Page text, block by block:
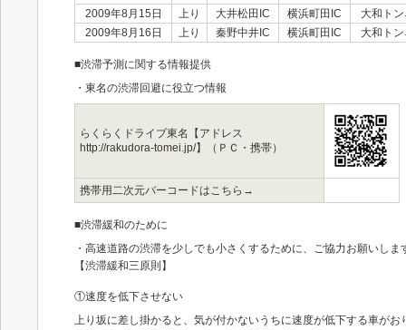
2009年8月15日
上り 大井松田IC 横浜町田IC
大和ト
2009年8月16日
上り 秦野中井IC 横浜町田IC 大和ト
■渋滞予測に関する情報提供
・東名の渋滞回避に役立つ情報
らくらくドライブ東名【アドレス
http://rakudora-tomei.jp/】（ＰＣ・携帯）
携帯用二次元バーコードはこちら→
■渋滞緩和のために
・高速道路の渋滞を少しでも小さくするために、ご協力お願いしま
【渋滞緩和三原則】
①速度を低下させない
上り坂に差し掛かると、気が付かないうちに速度が低下する車が